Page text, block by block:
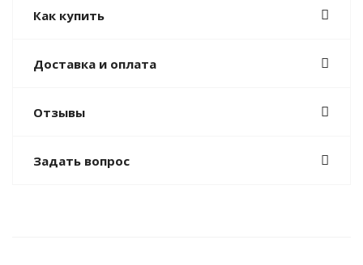
Как купить
Доставка и оплата
Отзывы
Задать вопрос